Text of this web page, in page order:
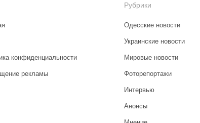
конфиденциальности
рекламы
Рубрики
Одесские новости
Украинские новости
Мировые новости
Фоторепортажи
Интервью
Анонсы